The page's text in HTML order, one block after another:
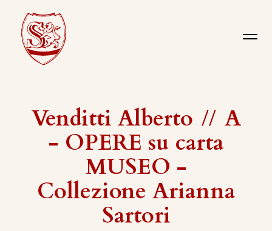
Venditti Alberto // A
- OPERE su carta
MUSEO -
Collezione Arianna
Sartori